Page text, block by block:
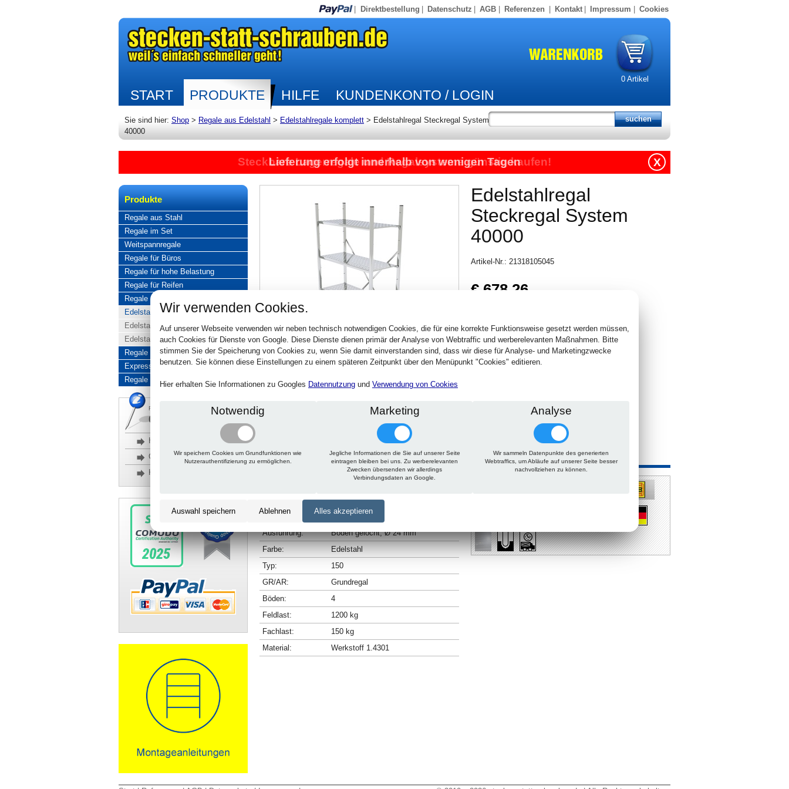
Direktbestellung Datenschutz AGB Referenzen Kontakt Impressum Cookies
0Artikel
START PRODUKTE HILFE KUNDENKONTO / LOGIN
Sie sind hier: Shop > Regale aus Edelstahl > Edelstahlregale komplett > Edelstahlregal Steckregal System
40000
Steckbare Lagerregale und Regalsysteme günstig kaufen!
Lieferung erfolgt innerhalb von wenigen Tagen X
Produkte
Regale aus Stahl
Regale im Set
Weitspannregale
Regale für Büros
Regale für hohe Belastung
Regale für Reifen
Regale aus Edelstahl
Edelstahlregale komplett
Edelstahlregal Baukasten
Edelstahlregal Kombinationen
Regale aus Aluminium
Express-Produkte
Regale Reduziert
Rückfragen, Hilfe, Bestellen?
06201 690095-0
Häufige Fragen
Glossar
Kontakt
Edelstahlregal
Steckregal System
40000
Artikel-Nr.: 21318105045
€ 678,26
Stck.
Technische Daten Beschreibung Zu diesem Artikel passt auch
450 mm
Länge:
1050 mm
Ausführung:
Böden gelocht, Ø 24 mm
Farbe:
Edelstahl
Typ:
150
GR/AR:
Grundregal
Böden:
4
Feldlast:
1200 kg
Fachlast:
150 kg
Material:
Werkstoff 1.4301
Wir verwenden Cookies.
Auf unserer Webseite verwenden wir neben technisch notwendigen Cookies, die für eine korrekte Funktionsweise gesetzt werden müssen,
auch Cookies für Dienste von Google. Diese Dienste dienen primär der Analyse von Webtraffic und werberelevanten Maßnahmen. Bitte
stimmen Sie der Speicherung von Cookies zu, wenn Sie damit einverstanden sind, dass wir diese für Analyse- und Marketingzwecke
benutzen. Sie können diese Einstellungen zu einem späteren Zeitpunkt über den Menüpunkt "Cookies" editieren.
Hier erhalten Sie Informationen zu Googles Datennutzung und Verwendung von Cookies
Notwendig
Wir speichern Cookies um Grundfunktionen wie
Nutzerauthentifizierung zu ermöglichen.
Marketing
Jegliche Informationen die Sie auf unserer Seite
eintragen bleiben bei uns. Zu werberelevanten
Zwecken übersenden wir allerdings
Verbindungsdaten an Google.
Analyse
Wir sammeln Datenpunkte des generierten
Webtraffics, um Abläufe auf unserer Seite besser
nachvollziehen zu können.
Auswahl speichern Ablehnen Alles akzeptieren